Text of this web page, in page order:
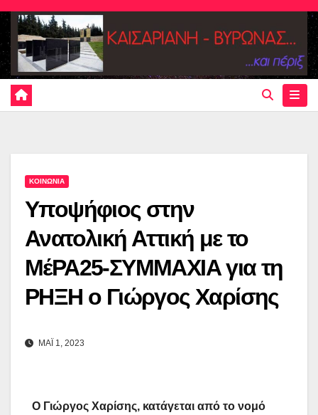
Skip
content
ΚΟΙΝΩΝΙΑ
Υποψήφιος στην
Ανατολική Αττική με το
ΜέΡΑ25-ΣΥΜΜΑΧΙΑ για τη
ΡΗΞΗ o Γιώργος Χαρίσης
ΜΑΪ 1, 2023
Ο Γιώργος Χαρίσης, κατάγεται από το νομό